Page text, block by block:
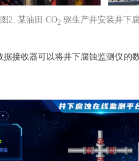
图2. 某油田 CO2 驱生产井安装井下
据接收器可以将井下腐蚀监测仪